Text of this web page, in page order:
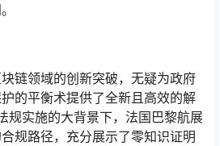
链领域的创新突破，无疑为政府
的平衡术提供了全新且高效的解
规实施的大背景下，法国巴黎航展
规路径，充分展示了零知识证明